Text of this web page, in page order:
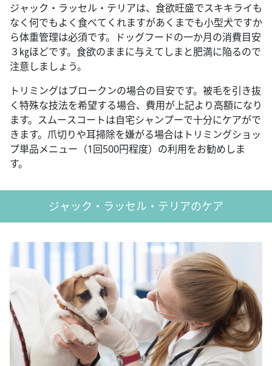
ジャック・ラッセル・テリアは、食欲旺盛でスキキライも
なく何でもよく食べてくれますがあくまでも小型犬ですか
ら体重管理は必須です。ドッグフードの一か月の消費目安
３㎏ほどです。食欲のままに与えてしまと肥満に陥るので
注意しましょう。
トリミングはブロークンの場合の目安です。被毛を引き抜
く特殊な技法を希望する場合、費用が上記より高額になり
ます。スムースコートは自宅シャンプーで十分にケアがで
きます。爪切りや耳掃除を嫌がる場合はトリミングショッ
プ単品メニュー（1回500円程度）の利用をお勧めしま
す。
ジャック・ラッセル・テリアのケア